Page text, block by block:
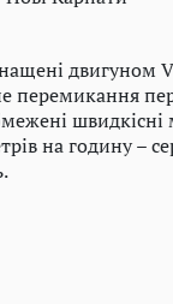
двигуном
перемикання
швидкісні
на годину –